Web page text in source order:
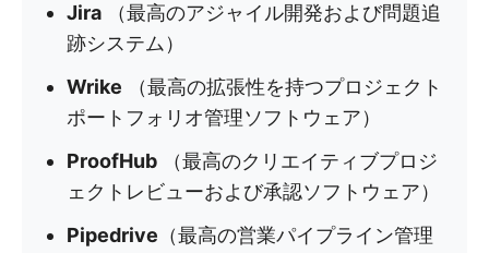
Jira （最高のアジャイル開発および問題追
跡システム）
Wrike （最高の拡張性を持つプロジェクト
ポートフォリオ管理ソフトウェア）
ProofHub （最高のクリエイティブプロジ
ェクトレビューおよび承認ソフトウェア）
Pipedrive （最高の営業パイプライン管理